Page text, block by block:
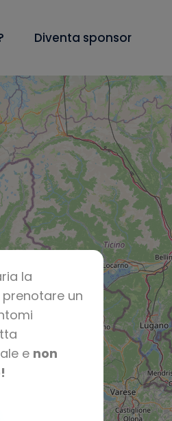
la
un
e non
Diventa sponsor